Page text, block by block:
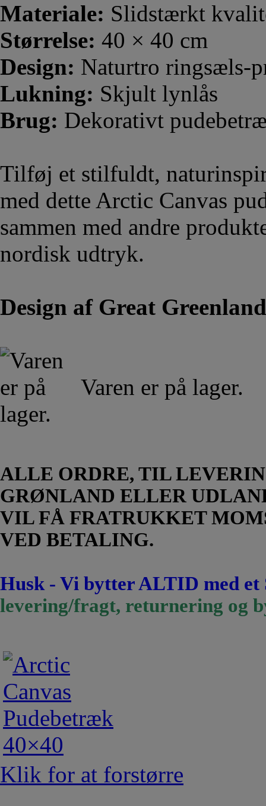
Materiale: Slidstærkt
Størrelse: 40 × 40 cm
Design: Naturtro ringsæls-
Lukning: Skjult lynlås
Brug: Dekorativt
Tilføj et stilfuldt,
med dette Arctic Canvas
sammen med andre
nordisk udtryk.
Design af Great Greenland
Varen er på lager.
ALLE ORDRE, TIL
GRØNLAND ELLER
VIL FÅ FRATRUKKET
VED BETALING.
Husk - Vi bytter ALTID med
levering/fragt, returnering og
Klik for at forstørre